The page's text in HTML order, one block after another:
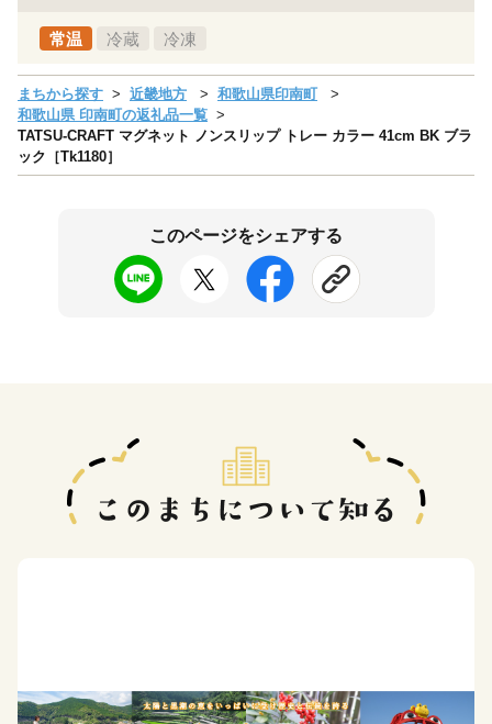
常温 冷蔵 冷凍
まちから探す 近畿地方
和歌山県印南町
和歌山県 印南町の返礼品一覧
TATSU-CRAFT マグネット ノンスリップ トレー カラー 41cm BK ブラ
ック［Tk1180］
このページをシェアする